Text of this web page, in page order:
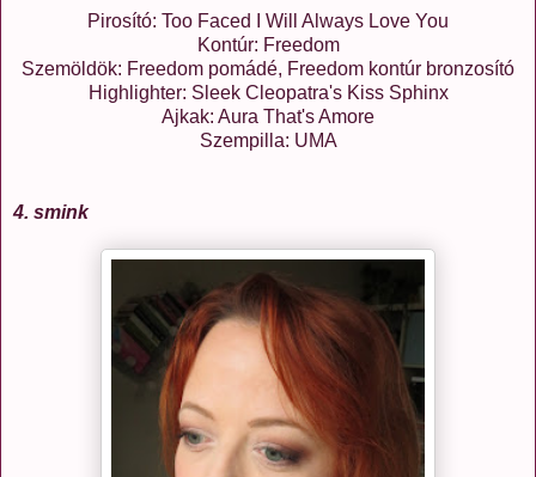
Pirosító: Too Faced I Will Always Love You
Kontúr: Freedom
Szemöldök: Freedom pomádé, Freedom kontúr bronzosító
Highlighter: Sleek Cleopatra's Kiss Sphinx
Ajkak: Aura That's Amore
Szempilla: UMA
4. smink